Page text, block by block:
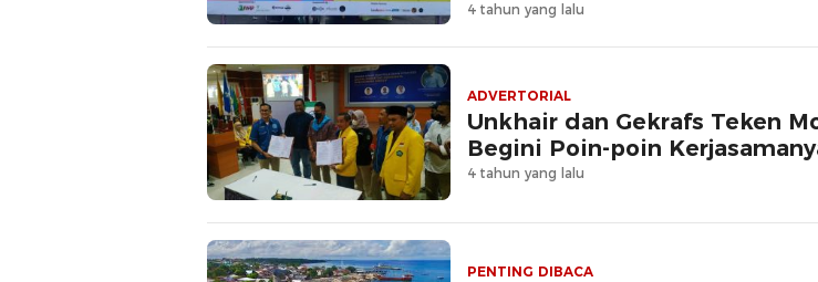
4 tahun yang lalu
ADVERTORIAL
Unkhair dan Gekrafs Teken
Begini Poin-poin
4 tahun yang lalu
PENTING DIBACA